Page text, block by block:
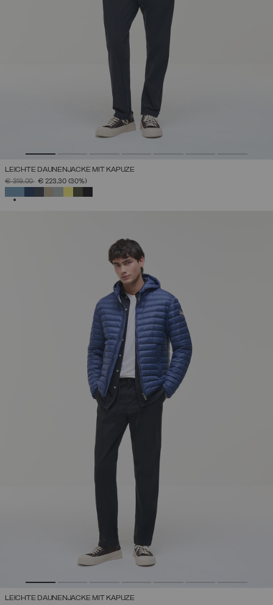
LEICHTE DAUNENJACKE MIT KAPUZE
PREIS REDUZIERT VON
€ 319,00AUF
€ 223,30 (30%)
LEICHTE DAUNENJACKE MIT KAPUZE